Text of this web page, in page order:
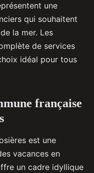
une
qui souhaitent
la mer. Les
de services
idéal pour tous
française
est une
vacances en
un cadre idyllique